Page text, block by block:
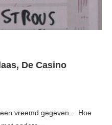
De Casino
vreemd gegeven… Hoe